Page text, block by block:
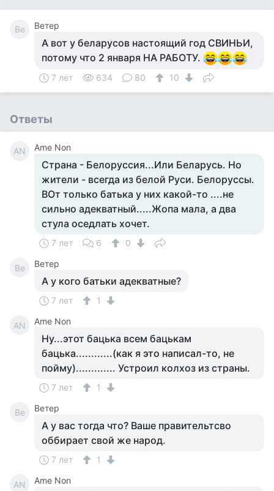
Ве Ветер
А вот у беларусов настоящий год СВИНЬИ,
потому что 2 января НА РАБОТУ.
7 лет 634 80 10
Ответы
AN Ame Non
Страна - Белоруссия...Или Беларусь. Но
жители - всегда из белой Руси. Белоруссы.
ВОт только батька у них какой-то ....не
сильно адекватный.....Жопа мала, а два
стула оседлать хочет.
7 лет 6 0
Ве Ветер
А у кого батьки адекватные?
7 лет 1
AN Ame Non
Ну...этот бацька всем бацькам
бацька............(как я это написал-то, не
пойму)............. Устроил колхоз из страны.
7 лет 1
Ве Ветер
А у вас тогда что? Ваше правительтсво
оббирает свой же народ.
7 лет 1
AN Ame Non